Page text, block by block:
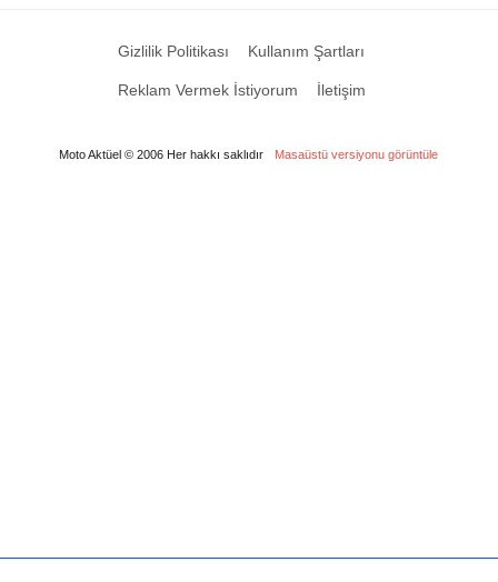
Gizlilik Politikası Kullanım Şartları
Reklam Vermek İstiyorum İletişim
Moto Aktüel © 2006 Her hakkı saklıdır Masaüstü versiyonu görüntüle